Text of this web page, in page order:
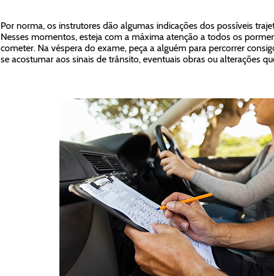
Por norma, os instrutores dão algumas indicações dos possíveis
Nesses momentos, esteja com a máxima atenção a todos os
cometer. Na véspera do exame, peça a alguém para percorrer
se acostumar aos sinais de trânsito, eventuais obras ou alterações